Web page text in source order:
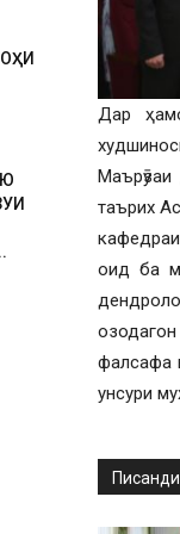
Дар
таърих
оид ба
фалсафа
унсури